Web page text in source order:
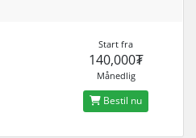
Start fra
140,000₮
Månedlig
Bestil nu